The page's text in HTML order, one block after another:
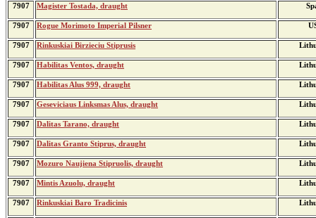
7907 Magister Tostada, draught
7907 Rogue Morimoto Imperial Pilsner
7907 Rinkuskiai Birzieciu Stiprusis
7907 Habilitas Ventos, draught
7907 Habilitas Alus 999, draught
7907 Geseviciaus Linksmas Alus, draught
7907 Dalitas Tarano, draught
7907 Dalitas Granto Stiprus, draught
7907 Mozuro Naujiena Stipruolis, draught
7907 Mintis Azuolu, draught
7907 Rinkuskiai Baro Tradicinis